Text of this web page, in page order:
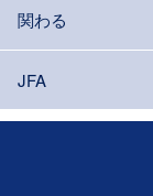
関わる
JFA